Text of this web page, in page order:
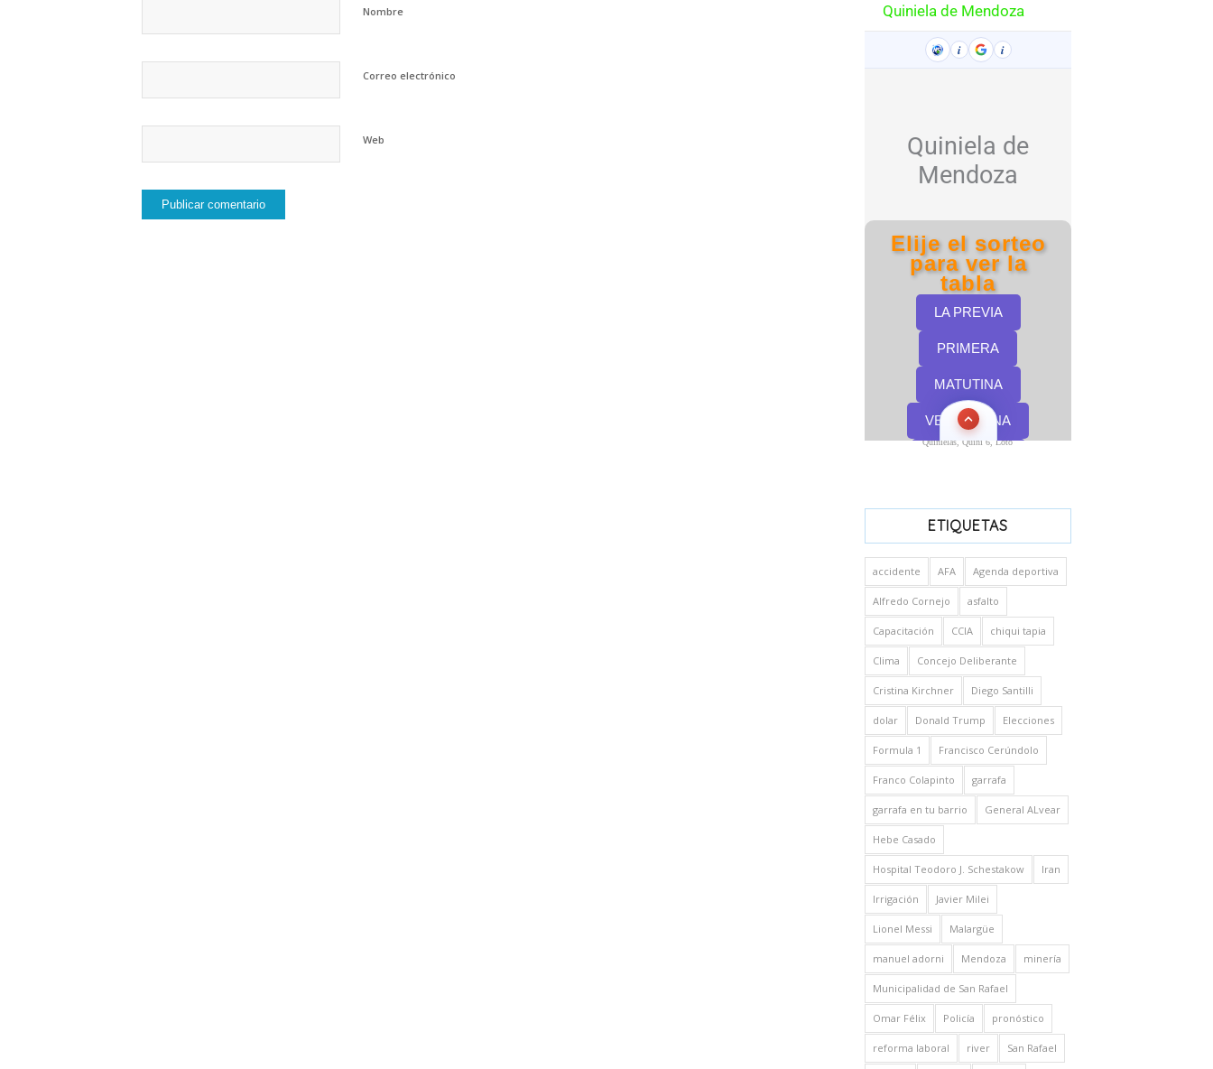
Nombre
Correo electrónico
Web
Quinielas, Quini 6, Loto
ETIQUETAS
accidente AFA Agenda deportiva
Alfredo Cornejo asfalto
Capacitación CCIA chiqui tapia
Clima Concejo Deliberante
Cristina Kirchner Diego Santilli
dolar Donald Trump Elecciones
Formula 1 Francisco Cerúndolo
Franco Colapinto garrafa
garrafa en tu barrio General ALvear
Hebe Casado
Hospital Teodoro J. Schestakow Iran
Irrigación Javier Milei
Lionel Messi Malargüe
manuel adorni Mendoza minería
Municipalidad de San Rafael
Omar Félix Policía pronóstico
reforma laboral river San Rafael